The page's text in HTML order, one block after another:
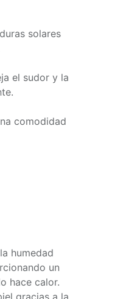
solares
el sudor y la
comodidad
humedad
un
hace calor.
gracias a la